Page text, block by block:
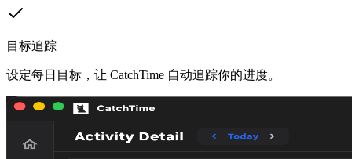
目标追踪
设定每日目标，让 CatchTime 自动追踪你的进度。